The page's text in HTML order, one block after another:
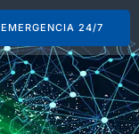
EMERGENCIA 24/7